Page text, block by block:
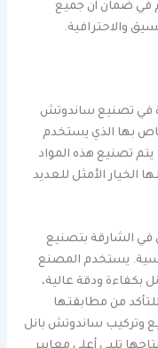
في ضمان أن جميع
والاحترافية.
في تصنيع ساندوتش
بها الذي يستخدم
تصنيع هذه المواد
الخيار الأمثل للعديد
الشارقة بتصنيع
يستخدم المصنع
بكفاءة ودقة عالية،
من مطابقتها
وتركيب ساندوتش بانل